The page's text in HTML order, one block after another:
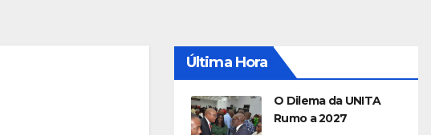
Última Hora
O Dilema da UNITA
Rumo a 2027